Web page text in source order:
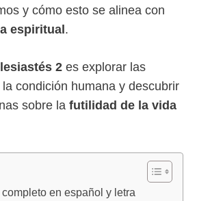
y cómo esto se alinea con
espiritual.
2 es explorar las
condición humana y descubrir
sobre la futilidad de la vida
en español y letra